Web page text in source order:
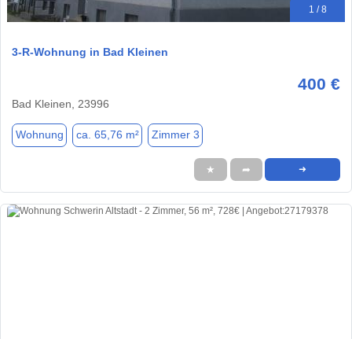
1 / 8
3-R-Wohnung in Bad Kleinen
400 €
Bad Kleinen, 23996
Wohnung ca. 65,76 m² Zimmer 3
★ ➦ ➜